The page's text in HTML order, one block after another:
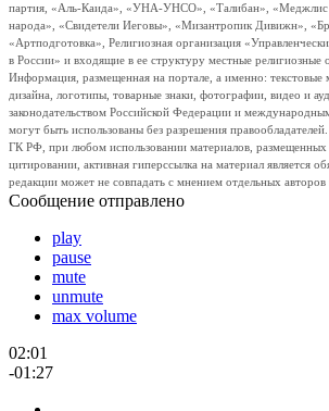
партия, «Аль-Каида», «УНА-УНСО», «Талибан», «Меджлис
народа», «Свидетели Иеговы», «Мизантропик Дивижн»,
«Артподготовка», Религиозная организация
в России» и входящие в ее структуру местные религиозные
Информация, размещенная на портале, а именно: текстовые
дизайна, логотипы, товарные знаки, фотографии, видео и
законодательством Российской Федерации и
могут быть использованы без разрешения
ГК РФ, при любом использовании материалов, размещенных
цитировании, активная гиперссылка на материал является
редакции может не совпадать с мнением отдельных авторов
Сообщение отправлено
play
pause
mute
unmute
max volume
02:01
-01:27